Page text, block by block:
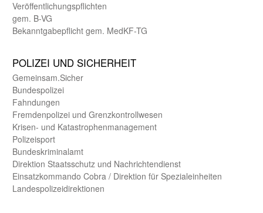
Veröffentlichungspflichten
gem. B-VG
Bekanntgabepflicht gem. MedKF-TG
POLIZEI UND SICHER­HEIT
Gemein­sam.Sicher
Bundes­polizei
Fahndungen
Fremdenpolizei und Grenzkontrollwesen
Krisen- und Katastrophen­management
Polizeisport
Bundes­kriminal­amt
Direktion Staats­schutz und Nach­richten­dienst
Einsatz­kommando Cobra / Direktion für Spezialeinheiten
Landes­polizei­direk­tionen